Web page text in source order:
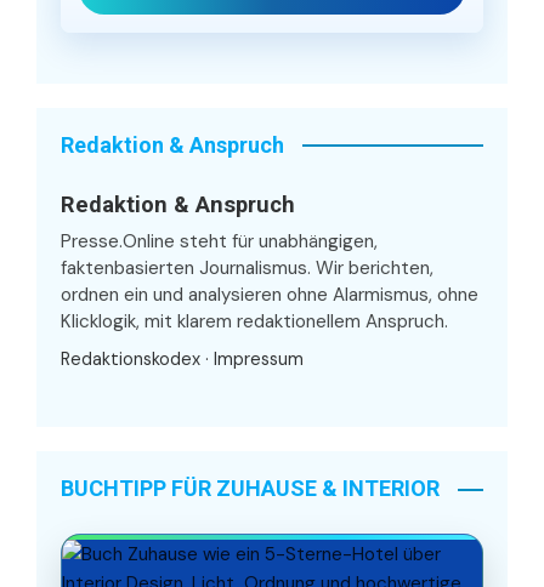
Redaktion & Anspruch
Redaktion & Anspruch
Presse.Online steht für unabhängigen,
faktenbasierten Journalismus. Wir berichten,
ordnen ein und analysieren ohne Alarmismus, ohne
Klicklogik, mit klarem redaktionellem Anspruch.
Redaktionskodex · Impressum
BUCHTIPP FÜR ZUHAUSE & INTERIOR